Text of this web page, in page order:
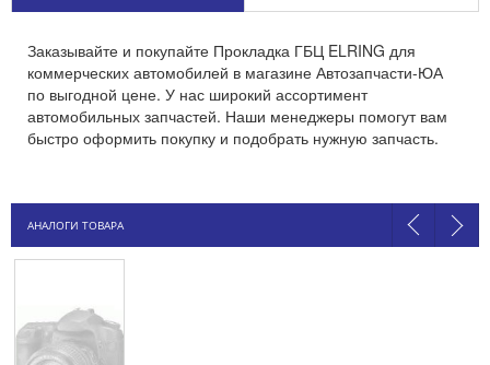
Заказывайте и покупайте Прокладка ГБЦ ELRING для
коммерческих автомобилей в магазине Автозапчасти-ЮА
по выгодной цене. У нас широкий ассортимент
автомобильных запчастей. Наши менеджеры помогут вам
быстро оформить покупку и подобрать нужную запчасть.
АНАЛОГИ ТОВАРА